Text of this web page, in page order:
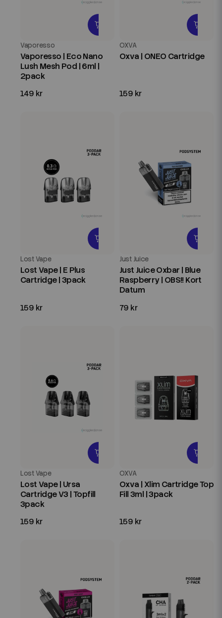
Vaporesso
Vaporesso | Eco Nano
Lush Mesh Pod | 6ml |
2pack
149 kr
OXVA
Oxva | ONEO Cartridge
159 kr
Lost Vape
Lost Vape | E Plus
Cartridge | 3pack
159 kr
Just Juice
Just Juice Oxbar | Blue
Raspberry | OBS!! Kort
Datum
79 kr
Lost Vape
Lost Vape | Ursa
Cartridge V3 | Topfill
3pack
159 kr
OXVA
Oxva | Xlim Cartridge Top
Fill 3ml | 3pack
159 kr